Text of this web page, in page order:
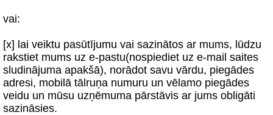
vai:
[x] lai veiktu pasūtījumu vai sazinātos ar mums, lūdzu
rakstiet mums uz e-pastu(nospiediet uz e-mail saites
sludinājuma apakšā), norādot savu vārdu, piegādes
adresi, mobilā tālruņa numuru un vēlamo piegādes
veidu un mūsu uzņēmuma pārstāvis ar jums obligāti
sazināsies.